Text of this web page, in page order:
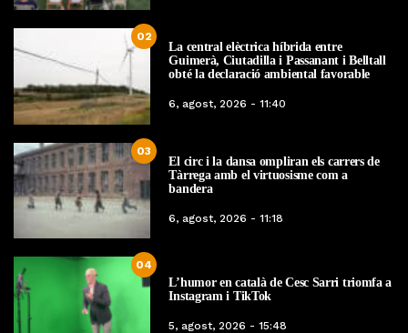
02
La central elèctrica híbrida entre
Guimerà, Ciutadilla i Passanant i Belltall
obté la declaració ambiental favorable
6, agost, 2026 - 11:40
03
El circ i la dansa ompliran els carrers de
Tàrrega amb el virtuosisme com a
bandera
6, agost, 2026 - 11:18
04
L’humor en català de Cesc Sarri triomfa a
Instagram i TikTok
5, agost, 2026 - 15:48